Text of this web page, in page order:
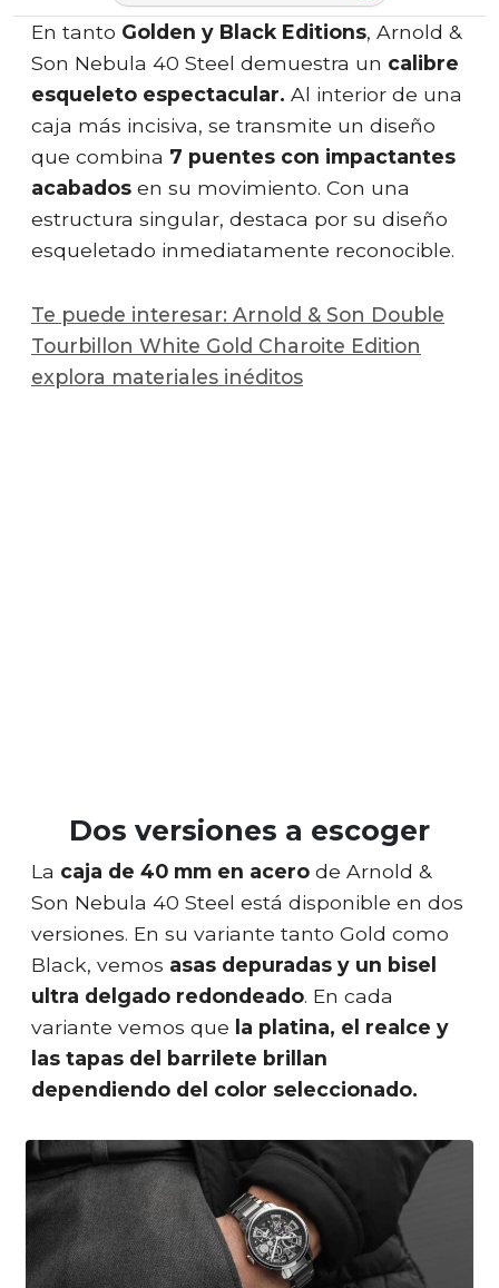
En tanto Golden y Black Editions, Arnold &
Son Nebula 40 Steel demuestra un calibre
esqueleto espectacular. Al interior de una
caja más incisiva, se transmite un diseño
que combina 7 puentes con impactantes
acabados en su movimiento. Con una
estructura singular, destaca por su diseño
esqueletado inmediatamente reconocible.
Te puede interesar: Arnold & Son Double
Tourbillon White Gold Charoite Edition
explora materiales inéditos
Dos versiones a escoger
La caja de 40 mm en acero de Arnold &
Son Nebula 40 Steel está disponible en dos
versiones. En su variante tanto Gold como
Black, vemos asas depuradas y un bisel
ultra delgado redondeado. En cada
variante vemos que la platina, el realce y
las tapas del barrilete brillan
dependiendo del color seleccionado.